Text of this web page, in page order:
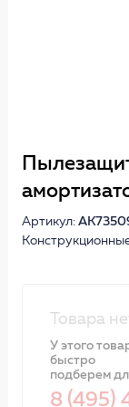
Артикул:
Товара
У этого
быстро
подберем
8 (495)